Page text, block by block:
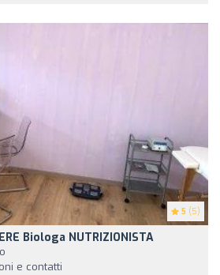
5 (5)
Biologa NUTRIZIONISTA
e contatti